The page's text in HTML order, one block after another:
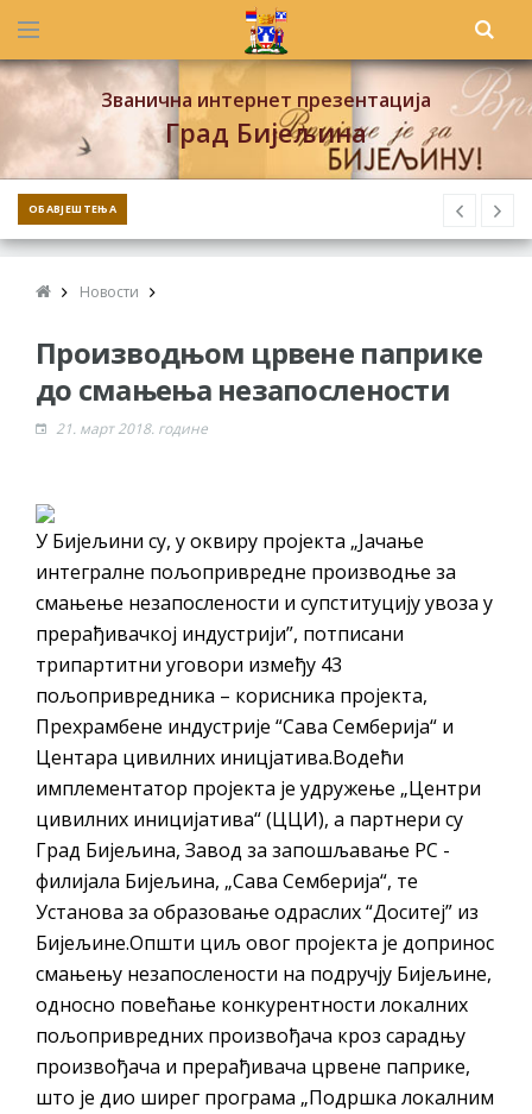
Званична интернет презентација
Град Бијељина
ОБАВЈЕШТЕЊА
Новости
Производњом црвене паприке
до смањења незапослености
21. март 2018. године
У Бијељини су, у оквиру пројекта „Јачање
интегралне пољопривредне производње за
смањење незапослености и супституцију увоза у
прерађивачкој индустрији”, потписани
трипартитни уговори између 43
пољопривредника – корисника пројекта,
Прехрамбене индустрије “Сава Семберија“ и
Центара цивилних иницјатива.Водећи
имплементатор пројекта је удружење „Центри
цивилних иницијатива“ (ЦЦИ), а партнери су
Град Бијељина, Завод за запошљавање РС -
филијала Бијељина, „Сава Семберија“, те
Установа за образовање одраслих “Доситеј” из
Бијељине.Општи циљ овог пројекта је допринос
смањењу незапослености на подручју Бијељине,
односно повећање конкурентности локалних
пољопривредних произвођача кроз сарадњу
произвођача и прерађивача црвене паприке,
што је дио ширег програма „Подршка локалним